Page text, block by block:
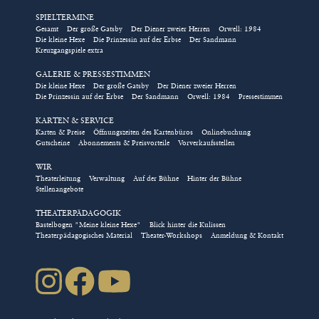
Eintrittskarten für Gruppen
und Schulklassen, Tickets für
Rollstuhlplätze, die Kombi-
Karte für das Kindertheater
und das Nimm-2-Abo für die
Abendstücke im Kreuzgang
können ausschließlich über
das Kulturbüro direkt
gebucht werden!
/// Bestellung direkt über das Kulturbüro
Natürlich können Sie auch über
karten(at)kreuzgangspiele.deoder die Telefonnummer
Das Kartenbüro wählt für Sie die besten freien Plätze in
der gewählten Kategorie und sendet Ihnen die
SPIELTERMINE
Gesamt Der große Gatsby Der Diener zweier Herren
Orwell: 1984
Die kleine Hexe
Die Prinzessin auf der Erbse
Der Sandmann
Kreuzgangspiele extra
GALERIE & PRESSESTIMMEN
Die kleine Hexe Der große Gatsby
Der Diener zweier Herren
Die Prinzessin auf der Erbse
Der Sandmann Orwell: 1984 Pressestimmen
KARTEN & SERVICE
Karten & Preise Öffnungszeiten des Kartenbüros
Onlinebuchung
Gutscheine
Abonnements & Preisvorteile Vorverkaufsstellen
WIR
Theaterleitung Verwaltung Auf der Bühne
Hinter der Bühne
Stellenangebote
THEATERPÄDAGOGIK
Bastelbogen "Meine kleine Hexe"
Blick hinter die Kulissen
Theaterpädagogisches Material
Theater-Workshops Anmeldung & Kontakt